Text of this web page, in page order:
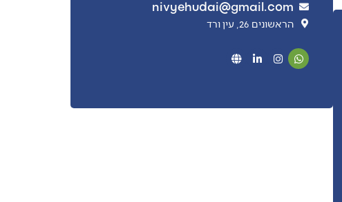
nivyehudai@gmail.com
הראשונים 26, עין ורד